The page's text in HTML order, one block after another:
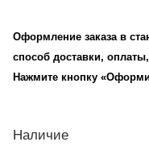
Оформление заказа в
способ доставки,
Нажмите кнопку
Наличие